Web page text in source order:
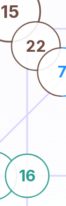
15
16
22
7